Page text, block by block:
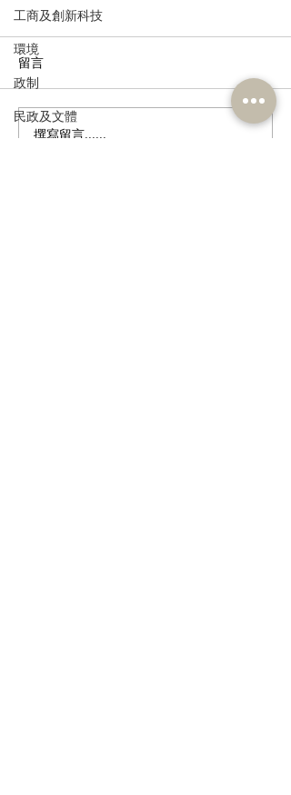
工商及創新科技
環境
政制
民政及文體
走進蔚來、國盾量子與科
留言
撰寫留言......